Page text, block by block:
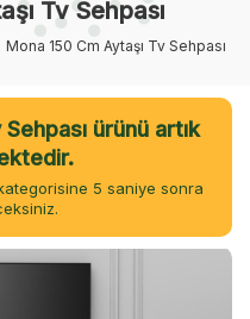
Tv Sehpası
Mona 150 Cm Aytaşı Tv Sehpası
ürünü artık
5 saniye sonra